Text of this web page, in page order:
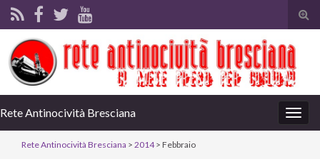
Rete Antinocività Bresciana
Rete Antinocività Bresciana > 2014> Febbraio